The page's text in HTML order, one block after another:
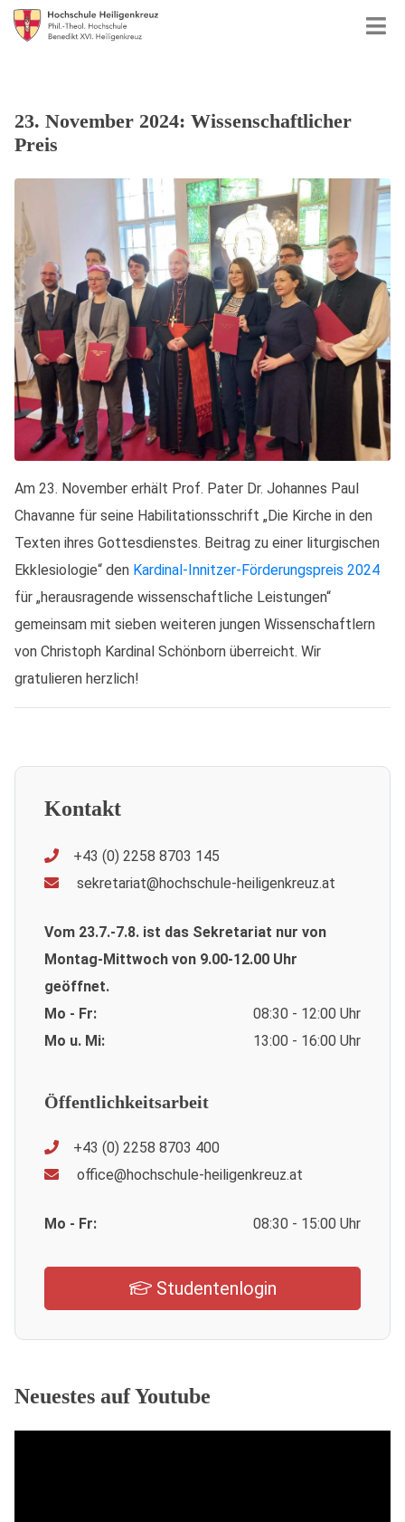
23. November 2024: Wissenschaftlicher
Preis
Am 23. November erhält Prof. Pater Dr. Johannes Paul
Chavanne für seine Habilitationsschrift „Die Kirche in den
Texten ihres Gottesdienstes. Beitrag zu einer liturgischen
Ekklesiologie“ den Kardinal-Innitzer-Förderungspreis 2024
für „herausragende wissenschaftliche Leistungen“
gemeinsam mit sieben weiteren jungen Wissenschaftlern
von Christoph Kardinal Schönborn überreicht. Wir
gratulieren herzlich!
Kontakt
+43 (0) 2258 8703 145
sekretariat@hochschule-heiligenkreuz.at
Vom 23.7.-7.8. ist das Sekretariat nur von
Montag-Mittwoch von 9.00-12.00 Uhr
geöffnet.
Mo - Fr:
08:30 - 12:00 Uhr
Mo u. Mi:
13:00 - 16:00 Uhr
Öffentlichkeitsarbeit
+43 (0) 2258 8703 400
office@hochschule-heiligenkreuz.at
Mo - Fr: 08:30 - 15:00 Uhr
Studentenlogin
Neuestes auf Youtube